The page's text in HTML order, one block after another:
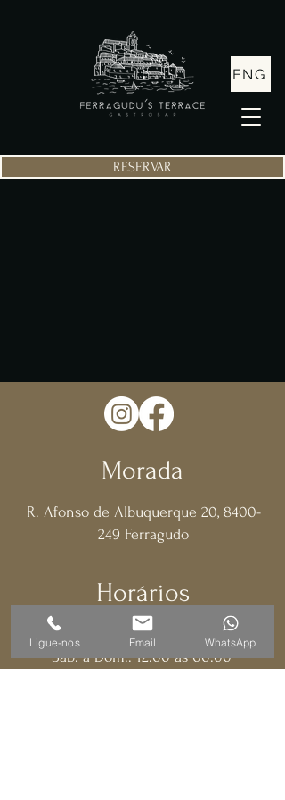
RESERVAR
ENG
Morada
R. Afonso de Albuquerque 20, 8400-
249 Ferragudo
Horários
Seg. a Sex.: 17:00 às 00:00
​​Sáb. a Dom.: 12:00 às 00:00
Ligue-nos Email WhatsApp